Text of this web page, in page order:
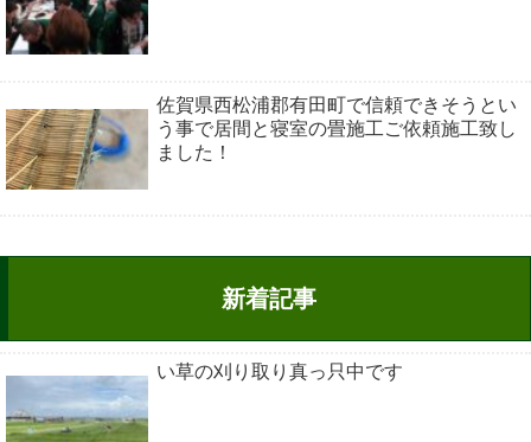
佐賀県西松浦郡有田町で信頼できそうとい
う事で居間と寝室の畳施工ご依頼施工致し
ました！
新着記事
い草の刈り取り真っ只中です